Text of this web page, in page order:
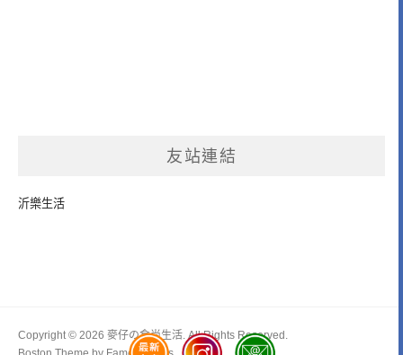
友站連結
沂樂生活
Copyright © 2026 麥仔の食尚生活. All Rights Reserved.